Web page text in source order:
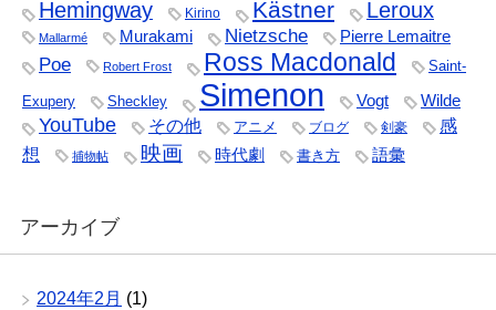
Hemingway
Kirino Kästner Leroux
Mallarmé Murakami Nietzsche Pierre Lemaitre
Poe Robert Frost Ross Macdonald Saint-
Exupery Sheckley Simenon Vogt Wilde
YouTube その他 アニメ ブログ 剣豪
感
想
捕物帖 映画 時代劇 書き方 語彙
アーカイブ
2024年2月 (1)